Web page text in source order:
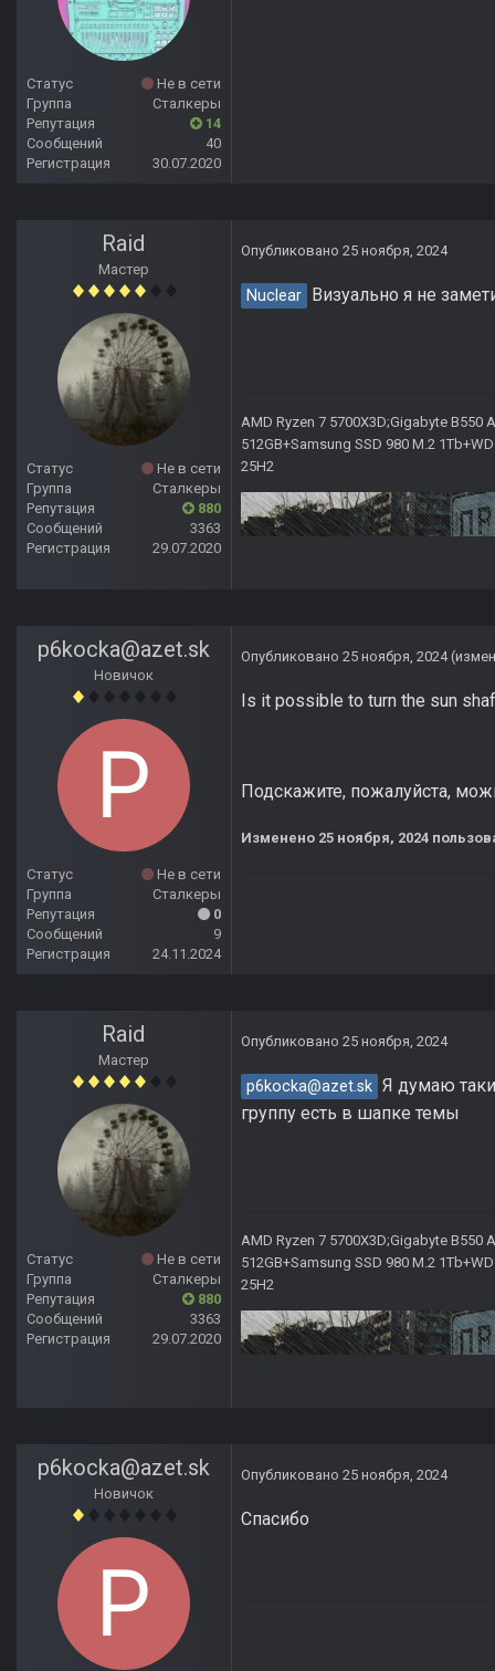
Статус
Не в сети
Группа
Сталкеры
Репутация
14
Сообщений
40
Регистрация
30.07.2020
Raid
Мастер
Статус
Не в сети
Группа
Сталкеры
Репутация
880
Сообщений
3363
Регистрация
29.07.2020
Опубликовано 25 ноября, 2024
Nuclear Визуально я не
AMD Ryzen 7 5700X3D;Gigabyte B550
512GB+Samsung SSD 980 M.2
25H2
p6kocka@azet.sk
Новичок
Статус
Не в сети
Группа
Сталкеры
Репутация
0
Сообщений
9
Регистрация
24.11.2024
Опубликовано 25 ноября, 2024
Is it possible to turn the sun
Подскажите, пожалуйста,
Изменено 25 ноября, 2024
Raid
Мастер
Статус
Не в сети
Группа
Сталкеры
Репутация
880
Сообщений
3363
Регистрация
29.07.2020
Опубликовано 25 ноября, 2024
p6kocka@azet.sk Я думаю
группу есть в шапке темы
AMD Ryzen 7 5700X3D;Gigabyte B550
512GB+Samsung SSD 980 M.2
25H2
p6kocka@azet.sk
Новичок
Опубликовано 25 ноября, 2024
Спасибо